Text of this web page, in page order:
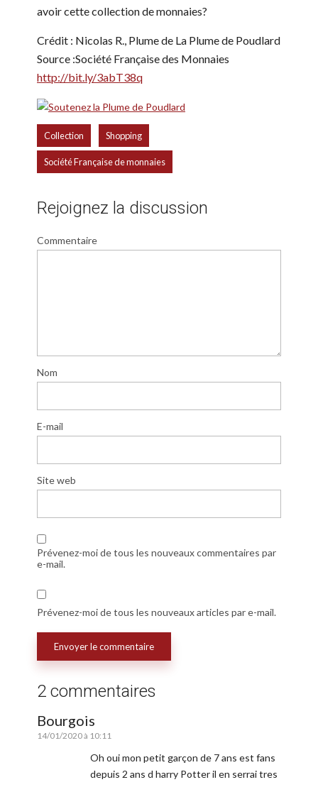
avoir cette collection de monnaies?
Crédit : Nicolas R., Plume de La Plume de Poudlard
Source :Société Française des Monnaies
http://bit.ly/3abT38q
Collection Shopping
Société Française de monnaies
Rejoignez la discussion
Commentaire
Nom
E-mail
Site web
Prévenez-moi de tous les nouveaux commentaires par
e-mail.
Prévenez-moi de tous les nouveaux articles par e-mail.
2 commentaires
Bourgois
14/01/2020 à 10:11
Oh oui mon petit garçon de 7 ans est fans
depuis 2 ans d harry Potter il en serrai tres